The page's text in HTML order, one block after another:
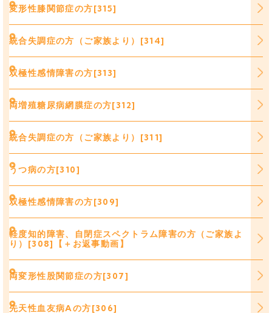
変形性膝関節症の方[315]
統合失調症の方（ご家族より）[314]
双極性感情障害の方[313]
両増殖糖尿病網膜症の方[312]
統合失調症の方（ご家族より）[311]
うつ病の方[310]
双極性感情障害の方[309]
軽度知的障害、自閉症スペクトラム障害の方（ご家族よ
り）[308]【＋お返事動画】
両変形性股関節症の方[307]
先天性血友病Aの方[306]